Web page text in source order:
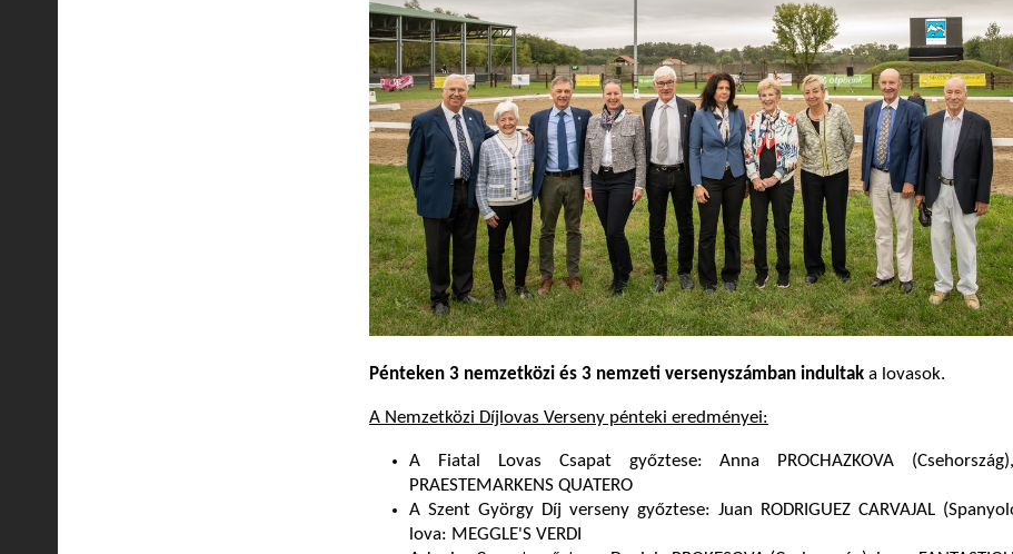
Pénteken 3 nemzetközi és 3 nemzeti versenyszámban indultak a lovasok.
A Nemzetközi Díjlovas Verseny pénteki eredményei:
A Fiatal Lovas Csapat győztese: Anna PROCHAZKOVA
PRAESTEMARKENS QUATERO
A Szent György Díj verseny győztese: Juan RODRIGUEZ CARVAJAL
lova: MEGGLE'S VERDI